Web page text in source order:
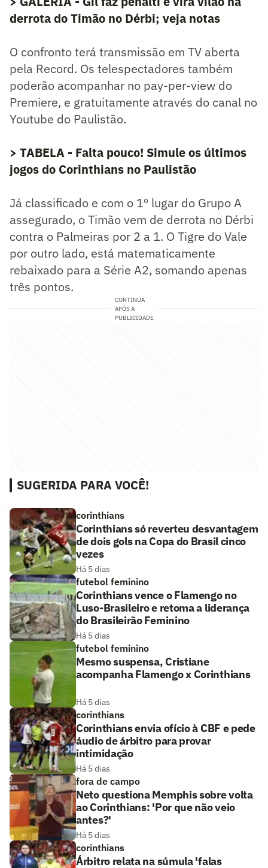
derrota do Timão no Dérbi; veja notas
O confronto terá transmissão em TV aberta
pela Record. Os telespectadores também
poderão acompanhar no pay-per-view do
Premiere, e gratuitamente através do canal no
Youtube do Paulistão.
> TABELA - Falta pouco! Simule os últimos
jogos do Corinthians no Paulistão
Já classificado e com o 1º lugar do Grupo A
assegurado, o Timão vem de derrota no Dérbi
contra o Palmeiras por 2 a 1. O Tigre do Vale
por outro lado, está matematicamente
rebaixado para a Série A2, somando apenas
três pontos.
CONTINUA
APÓS A
PUBLICIDADE
SUGERIDA PARA VOCÊ!
corinthians
Corinthians só reverteu desvantagem
de dois gols na Copa do Brasil cinco
vezes
Há 5 dias
futebol feminino
Corinthians vence o Flamengo no
Luso-Brasileiro e retoma a liderança
do Brasileirão Feminino
Há 5 dias
futebol feminino
Mesmo suspensa, Cristiane
acompanha Flamengo x Corinthians
Há 5 dias
corinthians
Corinthians envia ofício à CBF e pede
áudio de árbitro para provar
intimidação
Há 5 dias
fora de campo
Neto questiona Memphis sobre volta
ao Corinthians: 'Por que não veio
antes?'
Há 5 dias
corinthians
Árbitro relata na súmula 'falas